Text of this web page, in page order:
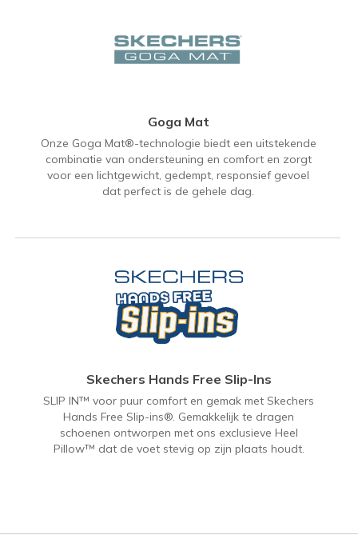
Goga Mat
Onze Goga Mat®-technologie biedt een uitstekende
combinatie van ondersteuning en comfort en zorgt
voor een lichtgewicht, gedempt, responsief gevoel
dat perfect is de gehele dag.
Skechers Hands Free Slip-Ins
SLIP IN™ voor puur comfort en gemak met Skechers
Hands Free Slip-ins®. Gemakkelijk te dragen
schoenen ontworpen met ons exclusieve Heel
Pillow™ dat de voet stevig op zijn plaats houdt.